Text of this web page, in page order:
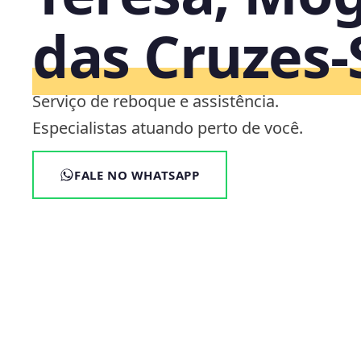
das
Serviço de reboque e assistência.
Especialistas atuando perto de você.
FALE NO WHATSAPP